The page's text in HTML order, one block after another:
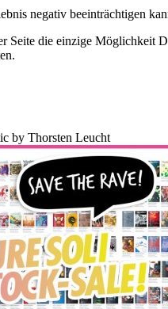
negativ beeinträchtigen
Seite die einzige Möglichkeit
by Thorsten Leucht